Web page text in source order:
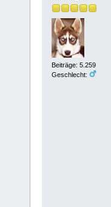
Beiträge: 5.259
Geschlecht: